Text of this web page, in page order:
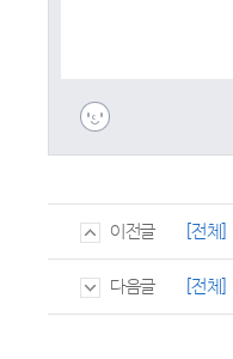
이전글 [전체]
다음글 [전체]